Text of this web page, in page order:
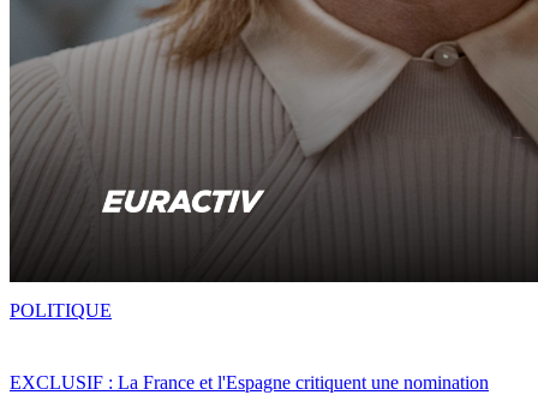
EXCLUSIF : La France et l'Espagne critiquent une nomination
POLITIQUE